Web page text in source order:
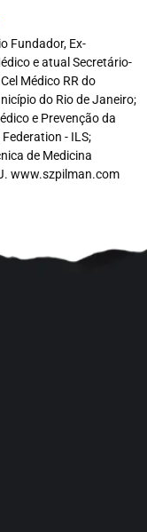
Fundador, Ex-
e atual Secretário-
Médico RR do
do Rio de Janeiro;
e Prevenção da
- ILS;
de Medicina
www.szpilman.com